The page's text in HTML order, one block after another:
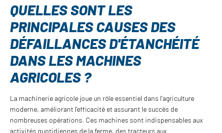
QUELLES SONT LES
PRINCIPALES CAUSES DES
DÉFAILLANCES D'ÉTANCHÉITÉ
DANS LES MACHINES
AGRICOLES ?
La machinerie agricole joue un rôle essentiel dans l'agriculture
moderne, améliorant l'efficacité et assurant le succès de
nombreuses opérations. Ces machines sont indispensables aux
activités quotidiennes de la ferme, des tracteurs aux